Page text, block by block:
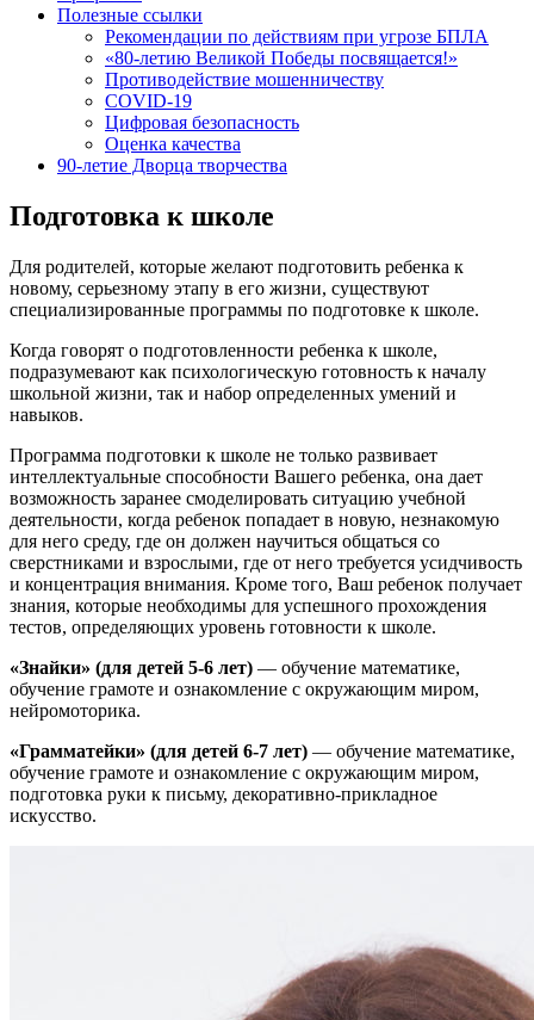
Полезные ссылки
Рекомендации по действиям при угрозе БПЛА
«80-летию Великой Победы посвящается!»
Противодействие мошенничеству
COVID-19
Цифровая безопасность
Оценка качества
90-летие Дворца творчества
Подготовка к школе
Для родителей, которые желают подготовить ребенка к
новому, серьезному этапу в его жизни, существуют
специализированные программы по подготовке к школе.
Когда говорят о подготовленности ребенка к школе,
подразумевают как психологическую готовность к началу
школьной жизни, так и набор определенных умений и
навыков.
Программа подготовки к школе не только развивает
интеллектуальные способности Вашего ребенка, она дает
возможность заранее смоделировать ситуацию учебной
деятельности, когда ребенок попадает в новую, незнакомую
для него среду, где он должен научиться общаться со
сверстниками и взрослыми, где от него требуется усидчивость
и концентрация внимания. Кроме того, Ваш ребенок получает
знания, которые необходимы для успешного прохождения
тестов, определяющих уровень готовности к школе.
«Знайки» (для детей 5-6 лет) — обучение математике,
обучение грамоте и ознакомление с окружающим миром,
нейромоторика.
«Грамматейки» (для детей 6-7 лет) — обучение математике,
обучение грамоте и ознакомление с окружающим миром,
подготовка руки к письму, декоративно-прикладное
искусство.